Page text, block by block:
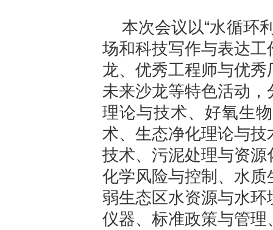
本次会议以“水循环
场和科技写作与表达
龙、优秀工程师与优
未来沙龙等特色活动
理论与技术、好氧生
术、生态净化理论与
技术、污泥处理与资
化学风险与控制、水
弱生态区水资源与水
仪器、标准政策与管